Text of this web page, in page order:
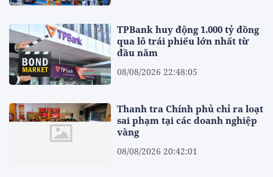
TPBank huy động 1.000 tỷ đồng
qua lô trái phiếu lớn nhất từ
đầu năm
08/08/2026 22:48:05
Thanh tra Chính phủ chỉ ra loạt
sai phạm tại các doanh nghiệp
vàng
08/08/2026 20:42:01